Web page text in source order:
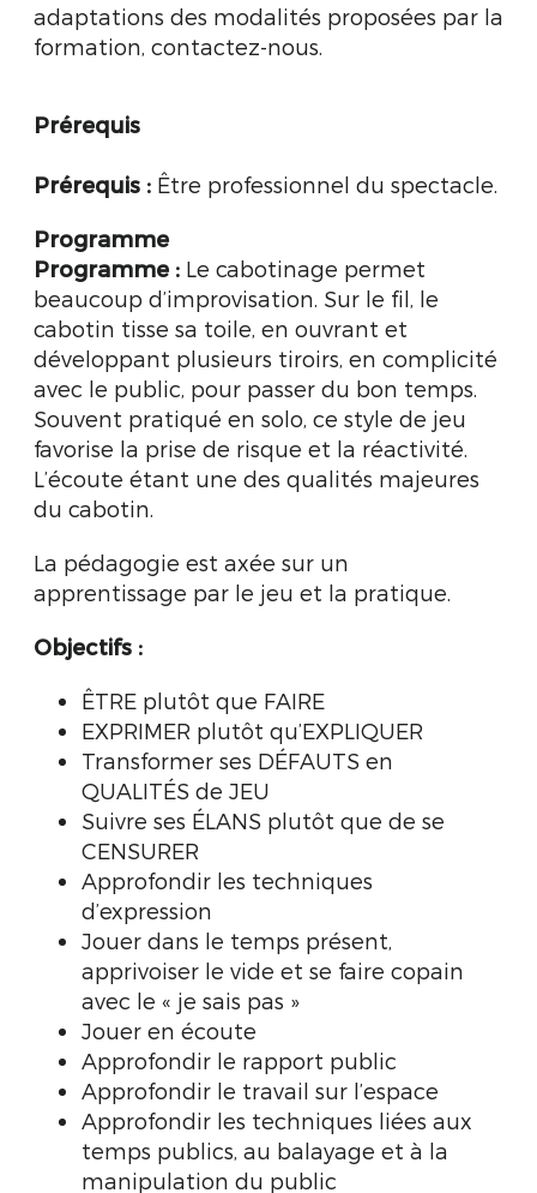
adaptations des modalités proposées par la
formation, contactez-nous.
Prérequis
Prérequis : Être professionnel du spectacle.
Programme
Programme : Le cabotinage permet
beaucoup d’improvisation. Sur le fil, le
cabotin tisse sa toile, en ouvrant et
développant plusieurs tiroirs, en complicité
avec le public, pour passer du bon temps.
Souvent pratiqué en solo, ce style de jeu
favorise la prise de risque et la réactivité.
L’écoute étant une des qualités majeures
du cabotin.
La pédagogie est axée sur un
apprentissage par le jeu et la pratique.
Objectifs :
ÊTRE plutôt que FAIRE
EXPRIMER plutôt qu’EXPLIQUER
Transformer ses DÉFAUTS en
QUALITÉS de JEU
Suivre ses ÉLANS plutôt que de se
CENSURER
Approfondir les techniques
d’expression
Jouer dans le temps présent,
apprivoiser le vide et se faire copain
avec le « je sais pas »
Jouer en écoute
Approfondir le rapport public
Approfondir le travail sur l’espace
Approfondir les techniques liées aux
temps publics, au balayage et à la
manipulation du public